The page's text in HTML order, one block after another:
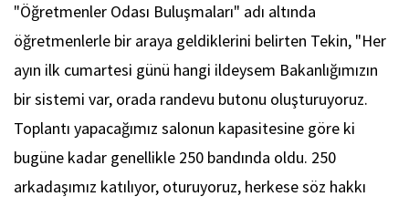
"Öğretmenler Odası Buluşmaları" adı altında
öğretmenlerle bir araya geldiklerini belirten Tekin, "Her
ayın ilk cumartesi günü hangi ildeysem Bakanlığımızın
bir sistemi var, orada randevu butonu oluşturuyoruz.
Toplantı yapacağımız salonun kapasitesine göre ki
bugüne kadar genellikle 250 bandında oldu. 250
arkadaşımız katılıyor, oturuyoruz, herkese söz hakkı